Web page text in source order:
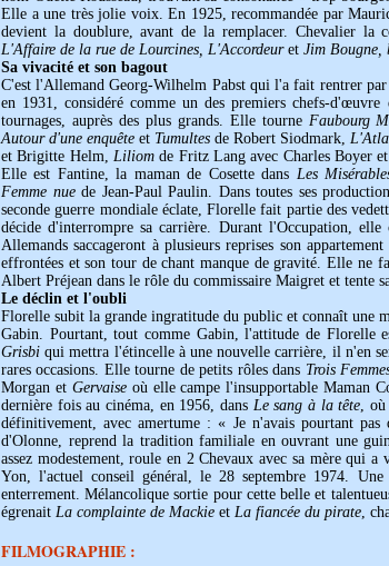
Elle a une très jolie voix. En 1925, recommandée par
devient la doublure, avant de la remplacer. Chevalier la
L'Affaire de la rue de Lourcines, L'Accordeuret Jim Bougne,
Sa vivacité et son bagout
C'est l'Allemand Georg-Wilhelm Pabst qui l'a fait rentrer par
en 1931, considéré comme un des premiers chefs-
tournages, auprès des plus grands. Elle tourne Faubourg
Autour d'une enquête et Tumultes de Robert Siodmark,
et Brigitte Helm, Liliomde Fritz Lang avec Charles Boyer
Elle est Fantine, la maman de Cosette dans Les
Femme nuede Jean-Paul Paulin. Dans toutes ses
seconde guerre mondiale éclate, Florelle fait partie des
décide d'interrompre sa carrière. Durant l'Occupation,
Allemands saccageront à plusieurs reprises son
effrontées et son tour de chant manque de gravité. Elle ne
Albert Préjean dans le rôle du commissaire Maigret et tente
Le déclin et l'oubli
Florelle subit la grande ingratitude du public et connaît une
Gabin. Pourtant, tout comme Gabin, l'attitude de Florelle
Grisbi qui mettra l'étincelle à une nouvelle carrière, il n'en
rares occasions. Elle tourne de petits rôles dans Trois
Morgan et Gervaiseoù elle campe l'insupportable Maman
dernière fois au cinéma, en 1956, dans Le sang à la tête, où
définitivement, avec amertume : « Je n'avais pourtant
d'Olonne, reprend la tradition familiale en ouvrant une
assez modestement, roule en 2 Chevaux avec sa mère qui
Yon, l'actuel conseil général, le 28 septembre 1974. Une
enterrement. Mélancolique sortie pour cette belle et
égrenait La complainte de Mackie et La fiancée du pirate,
FILMOGRAPHIE :